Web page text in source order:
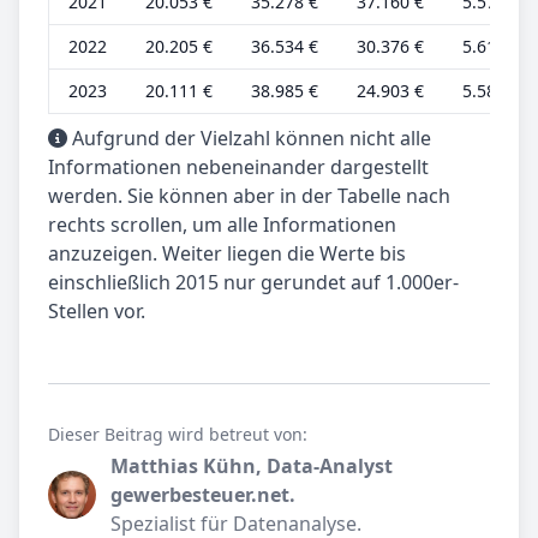
2022
20.205 € 36.534 € 30.376 €
5.613 €
2023
20.111 € 38.985 € 24.903 € 5.586 €
Aufgrund der Vielzahl können nicht alle
Informationen nebeneinander dargestellt
werden. Sie können aber in der Tabelle nach
rechts scrollen, um alle Informationen
anzuzeigen. Weiter liegen die Werte bis
einschließlich 2015 nur gerundet auf 1.000er-
Stellen vor.
Dieser Beitrag wird betreut von:
Matthias Kühn, Data-Analyst
gewerbesteuer.net.
Spezialist für Datenanalyse.